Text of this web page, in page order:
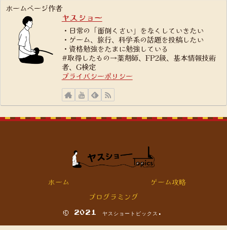
ホームページ作者
ヤスショー
・日常の「面倒くさい」をなくしていきたい
・ゲーム、旅行、科学系の話題を投稿したい
・資格勉強をたまに勉強している
#取得したもの→薬剤師、FP2級、基本情報技術
者、G検定
プライバシーポリシー
ホーム
ゲーム攻略
プログラミング
© 2021 ヤスショートピックス.